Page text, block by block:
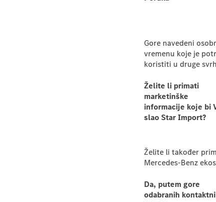
Gore navedeni
vremenu koje je
koristiti u druge
Želite li primati
marketinške
informacije koje bi
slao Star Import?
Želite li također
Mercedes-Benz
Da, putem gore
odabranih